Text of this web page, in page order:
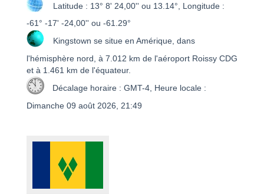
Latitude : 13° 8' 24,00'' ou 13.14°, Longitude :
-61° -17' -24,00'' ou -61.29°
Kingstown se situe en Amérique, dans
l'hémisphère nord, à 7.012 km de l'aéroport Roissy CDG
et à 1.461 km de l'équateur.
Décalage horaire : GMT-4, Heure locale :
Dimanche 09 août 2026, 21:49